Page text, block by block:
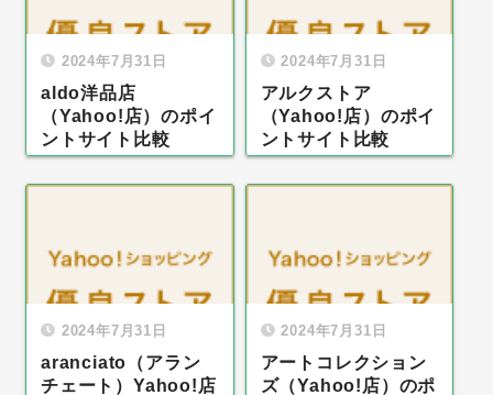
2024年7月31日
aldo洋品店
（Yahoo!店）のポイ
ントサイト比較
2024年7月31日
アルクストア
（Yahoo!店）のポイ
ントサイト比較
2024年7月31日
aranciato（アラン
チェート）Yahoo!店
2024年7月31日
アートコレクション
ズ（Yahoo!店）のポ